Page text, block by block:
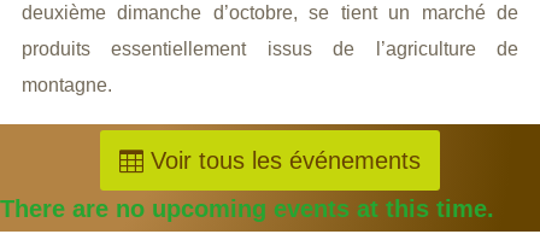
deuxième dimanche d’octobre, se tient un marché de
produits essentiellement issus de l’agriculture de
montagne.
Voir tous les événements
There are no upcoming events at this time.